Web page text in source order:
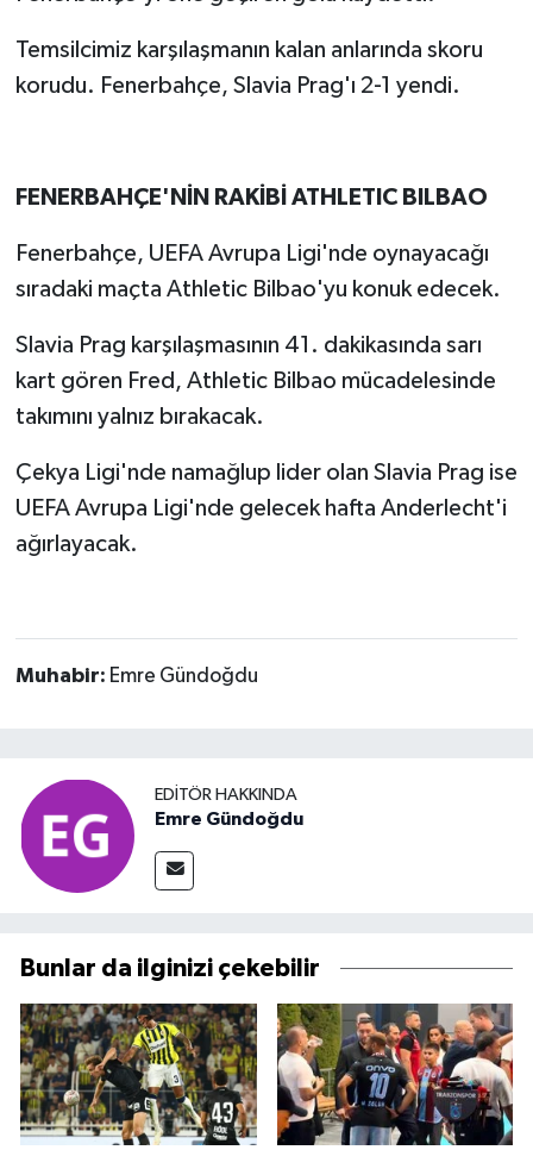
Temsilcimiz karşılaşmanın kalan anlarında skoru
korudu. Fenerbahçe, Slavia Prag'ı 2-1 yendi.
FENERBAHÇE'NİN RAKİBİ ATHLETIC BILBAO
Fenerbahçe, UEFA Avrupa Ligi'nde oynayacağı
sıradaki maçta Athletic Bilbao'yu konuk edecek.
Slavia Prag karşılaşmasının 41. dakikasında sarı
kart gören Fred, Athletic Bilbao mücadelesinde
takımını yalnız bırakacak.
Çekya Ligi'nde namağlup lider olan Slavia Prag ise
UEFA Avrupa Ligi'nde gelecek hafta Anderlecht'i
ağırlayacak.
Muhabir: Emre Gündoğdu
EDITÖR HAKKINDA
Emre Gündoğdu
Bunlar da ilginizi çekebilir